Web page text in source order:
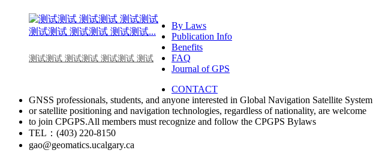
测试测试 测试测试 测试测试 测试
By Laws
Publication Info
Benefits
FAQ
Journal of GPS
CONTACT
GNSS professionals, students, and anyone interested in Global Navigation Satellite System
or satellite positioning and navigation technologies, regardless of nationality, are welcome
to join CPGPS.All members must recognize and follow the CPGPS Bylaws
TEL：(403) 220-8150
gao@geomatics.ucalgary.ca